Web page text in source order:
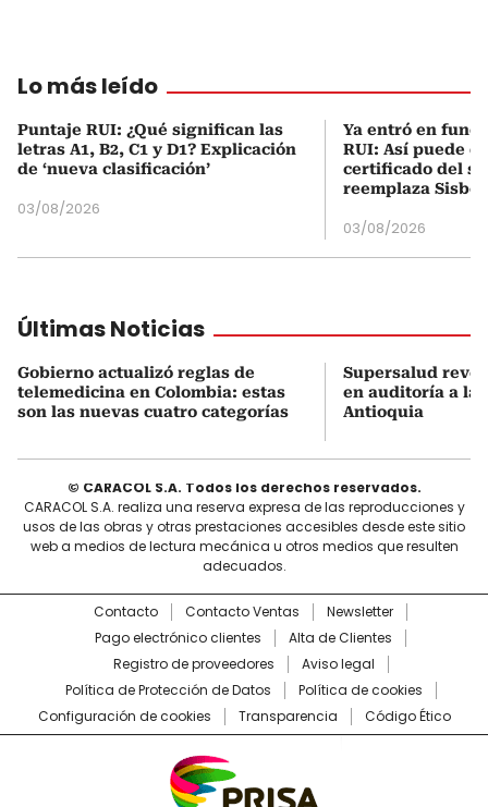
Lo más leído
Puntaje RUI: ¿Qué significan las
letras A1, B2, C1 y D1? Explicación
de ‘nueva clasificación’
03/08/2026
Ya entró en
RUI: Así puede
certificado del
reemplaza
03/08/2026
Últimas Noticias
Gobierno actualizó reglas de
telemedicina en Colombia: estas
son las nuevas cuatro categorías
Supersalud
en auditoría a la
Antioquia
© CARACOL S.A. Todos los derechos reservados.
CARACOL S.A. realiza una reserva expresa de las reproducciones y
usos de las obras y otras prestaciones accesibles desde este sitio
web a medios de lectura mecánica u otros medios que resulten
adecuados.
Contacto Contacto Ventas
Newsletter
Pago electrónico clientes
Alta de Clientes
Registro de proveedores
Aviso legal
Política de Protección de Datos
Política de cookies
Configuración de cookies
Transparencia Código Ético